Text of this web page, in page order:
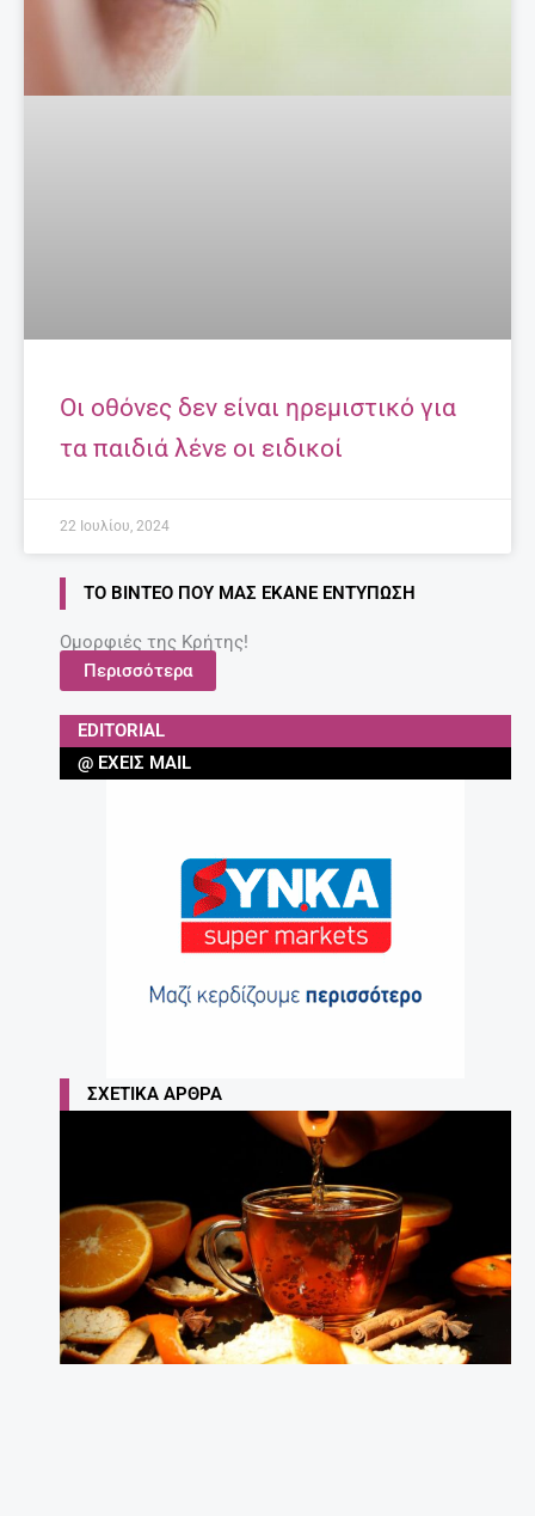
Οι οθόνες δεν είναι ηρεμιστικό για
τα παιδιά λένε οι ειδικοί
22 Ιουλίου, 2024
ΤΟ ΒΊΝΤΕΟ ΠΟΥ ΜΑΣ ΈΚΑΝΕ ΕΝΤΎΠΩΣΗ
Ομορφιές της Κρήτης!
Περισσότερα
EDITORIAL
@ ΈΧΕΙΣ MAIL
ΣΧΕΤΙΚΆ ΆΡΘΡΑ